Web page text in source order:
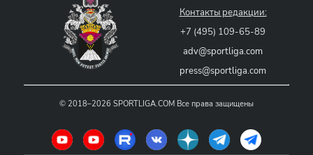
Контакты редакции:
+7 (495) 109-65-89
adv@sportliga.com
press@sportliga.com
© 2018–2026 SPORTLIGA.COM Все права защищены